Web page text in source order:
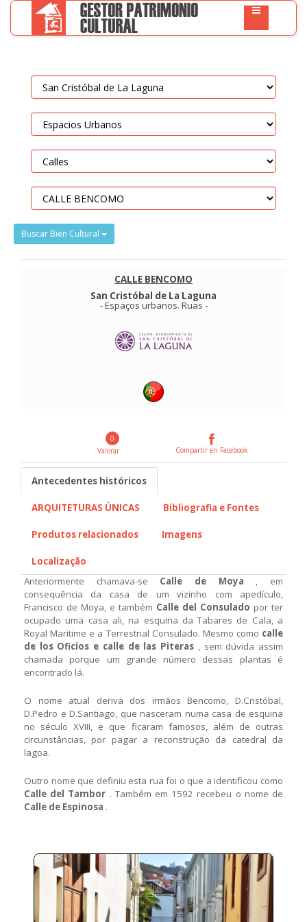
Buscar Bien Cultural
CALLE BENCOMO
San Cristóbal de La Laguna
-Espaços urbanos. Ruas -
0
Valorar
Compartir en Facebook
Antecedentes históricos
ARQUITETURAS ÚNICAS Bibliografia e Fontes
Produtos relacionados Imagens
Localização
Anteriormente chamava-se Calle de Moya , em
consequência da casa de um vizinho com apedículo,
Francisco de Moya, e também Calle del Consulado por ter
ocupado uma casa ali, na esquina da Tabares de Cala, a
Royal Maritime e a Terrestrial Consulado. Mesmo como calle
de los Oficios e calle de las Piteras , sem dúvida assim
chamada porque um grande número dessas plantas é
encontrado lá.
O nome atual deriva dos irmãos Bencomo, D.Cristóbal,
D.Pedro e D.Santiago, que nasceram numa casa de esquina
no século XVIII, e que ficaram famosos, além de outras
circunstâncias, por pagar a reconstrução da catedral da
lagoa.
Outro nome que definiu esta rua foi o que a identificou como
Calle del Tambor . Também em 1592 recebeu o nome de
Calle de Espinosa .